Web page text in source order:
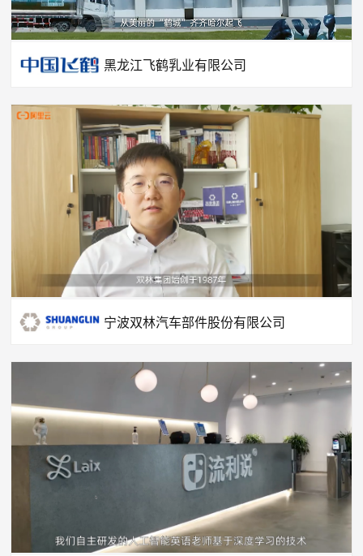
黑龙江飞鹤乳业有限公司
宁波双林汽车部件股份有限公司